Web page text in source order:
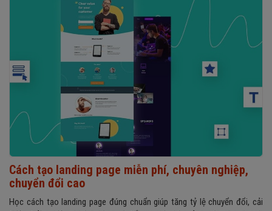
Cách tạo landing page miễn phí, chuyên nghiệp,
chuyển đổi cao
Học cách tạo landing page đúng chuẩn giúp tăng tỷ lệ chuyển đổi, cải